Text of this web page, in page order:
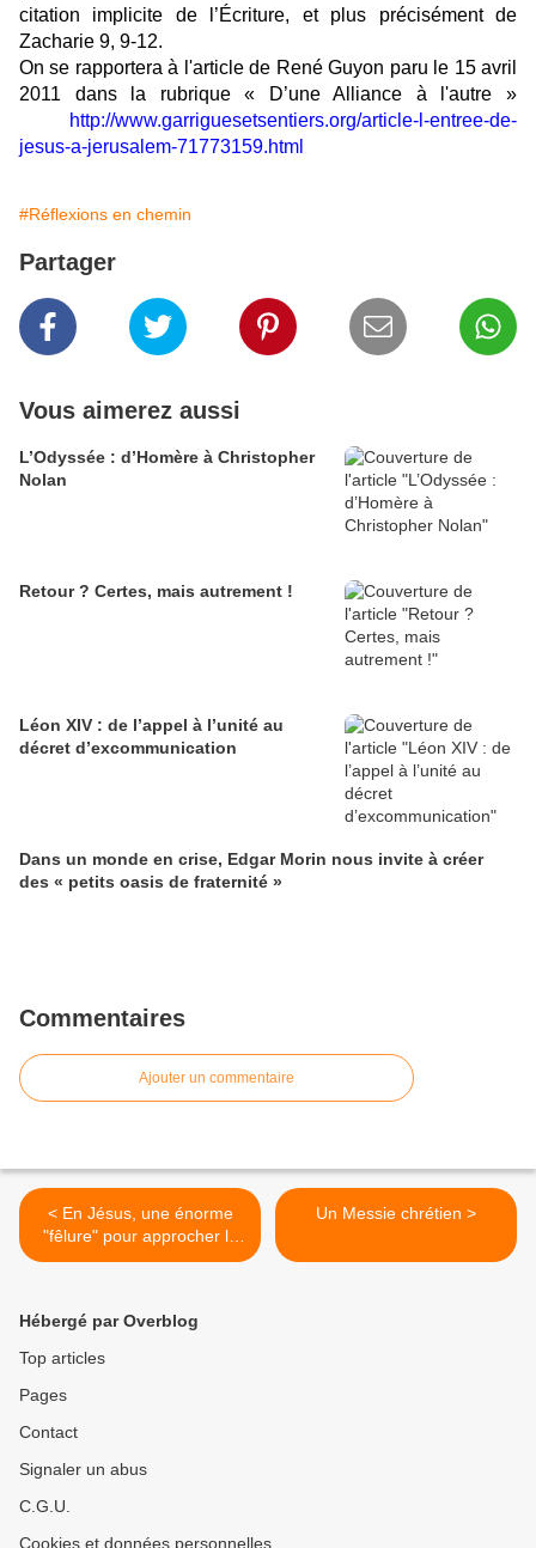
citation implicite de l’Écriture, et plus précisément de
Zacharie 9, 9-12.
On se rapportera à l'article de René Guyon paru le 15 avril
2011 dans la rubrique « D’une Alliance à l'autre »
http://www.garriguesetsentiers.org/article-l-entree-de-
jesus-a-jerusalem-71773159.html
#Réflexions en chemin
Partager
Vous aimerez aussi
L’Odyssée : d’Homère à Christopher
Nolan
Retour ? Certes, mais autrement !
Léon XIV : de l’appel à l’unité au
décret d’excommunication
Dans un monde en crise, Edgar Morin nous invite à créer
des « petits oasis de fraternité »
Commentaires
Ajouter un commentaire
< En Jésus, une énorme
"fêlure" pour approcher la
transcendance
Un Messie chrétien >
Hébergé par Overblog
Top articles
Pages
Contact
Signaler un abus
C.G.U.
Cookies et données personnelles